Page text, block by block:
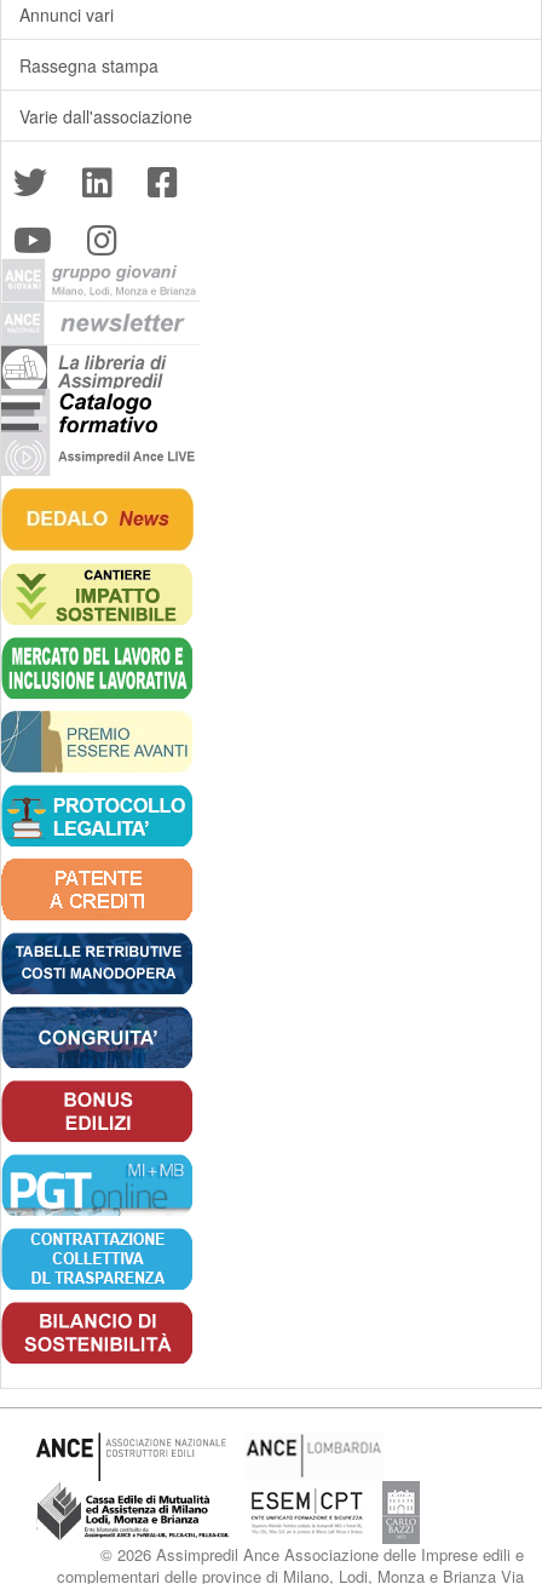
Annunci vari
Rassegna stampa
Varie dall'associazione
© 2026 Assimpredil Ance Associazione delle Imprese edili e
complementari delle province di Milano, Lodi, Monza e Brianza Via